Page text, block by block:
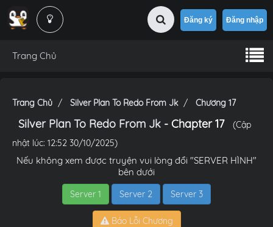
Đăng ký Đăng nhập
Trang Chủ
Trang Chủ Silver Plan To Redo From Jk Chương 17
Silver Plan To Redo From Jk - Chapter 17
(Cập
nhật lúc: 12:52 30/10/2025)
Nếu không xem được truyện vui lòng đổi "SERVER HÌNH"
bên dưới
Server 1 Server 2 Server 3
Báo Lỗi Chương